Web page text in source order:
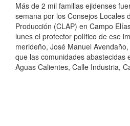
Más de 2 mil familias ejidenses
semana por los Consejos Locales
Producción (CLAP) en Campo
lunes el protector político de ese
merideño, José Manuel
que las comunidades abastecidas
Aguas Calientes, Calle Industria,